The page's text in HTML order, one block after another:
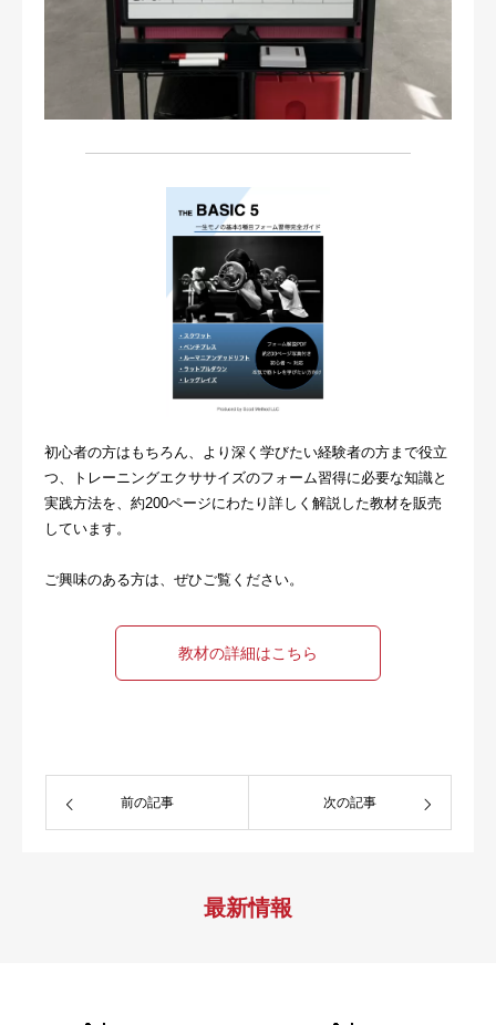
初心者の方はもちろん、より深く学びたい経験者の方まで役立
つ、トレーニングエクササイズのフォーム習得に必要な知識と
実践方法を、約200ページにわたり詳しく解説した教材を販売
しています。
ご興味のある方は、ぜひご覧ください。
教材の詳細はこちら
前の記事 次の記事
最新情報